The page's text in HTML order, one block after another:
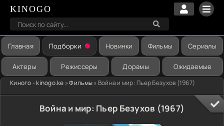
KINOGO
Главная Подборки Новинки Фильмы Сериалы
Актеры Режиссеры Дорамы Ожидаемые
Киного - kinogo.ke »Фильмы» Война и мир: Пьер Безухов (1967)
Война и мир: Пьер Безухов (1967)